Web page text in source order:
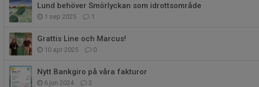
Lund behöver Smörlyckan som idrottsområde
1 sep 2025 1
Grattis Line och Marcus!
10 apr 2025 0
Nytt Bankgiro på våra fakturor
6 jun 2024 2